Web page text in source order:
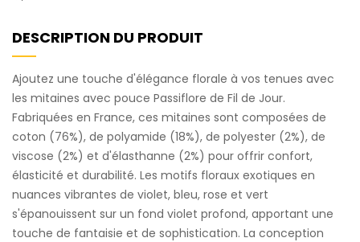
DESCRIPTION DU PRODUIT
Ajoutez une touche d'élégance florale à vos tenues avec
les mitaines avec pouce Passiflore de Fil de Jour.
Fabriquées en France, ces mitaines sont composées de
coton (76%), de polyamide (18%), de polyester (2%), de
viscose (2%) et d'élasthanne (2%) pour offrir confort,
élasticité et durabilité. Les motifs floraux exotiques en
nuances vibrantes de violet, bleu, rose et vert
s'épanouissent sur un fond violet profond, apportant une
touche de fantaisie et de sophistication. La conception